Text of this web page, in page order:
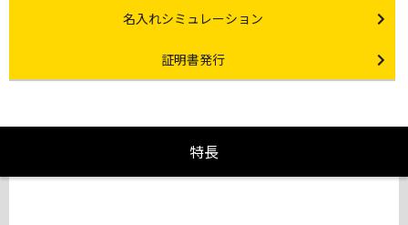
Other link
名入れシミュレーション
Certificate Issuance
証明書発行
特長